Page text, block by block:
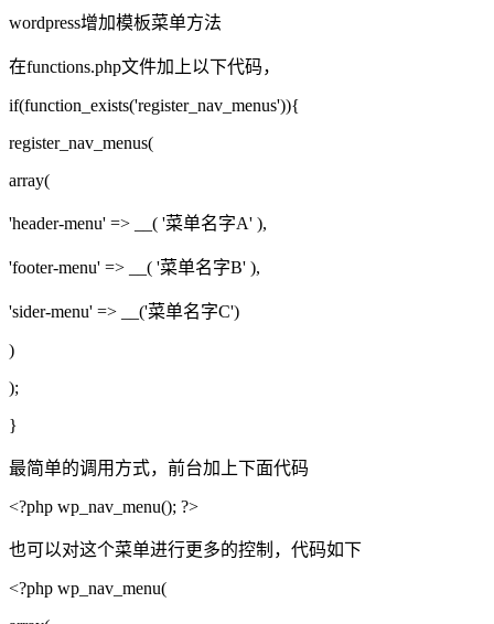
wordpress增加模板菜单方法
在functions.php文件加上以下代码，
if(function_exists('register_nav_menus')){
register_nav_menus(
array(
'header-menu' => __( '菜单名字A' ),
'footer-menu' => __( '菜单名字B' ),
'sider-menu' => __('菜单名字C')
)
);
}
最简单的调用方式，前台加上下面代码
<?php wp_nav_menu(); ?>
也可以对这个菜单进行更多的控制，代码如下
<?php wp_nav_menu(